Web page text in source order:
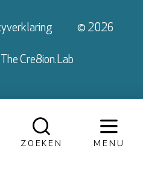
ZOEKEN MENU
© 2026
The Cre8ion.Lab